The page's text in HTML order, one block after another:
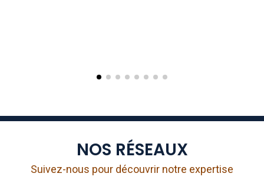
NOS RÉSEAUX
Suivez-nous pour découvrir notre expertise